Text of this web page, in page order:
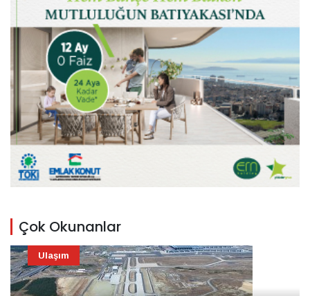
Çok Okunanlar
Ulaşım